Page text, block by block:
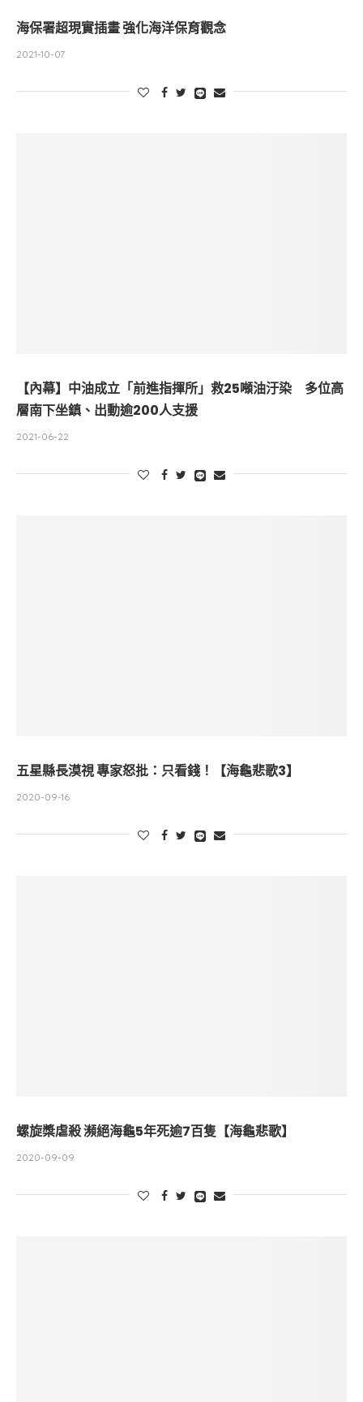
海保署超現實插畫 強化海洋保育觀念
2021-10-07
【內幕】中油成立「前進指揮所」救25噸油汙染 多位高
層南下坐鎮、出動逾200人支援
2021-06-22
五星縣長漠視 專家怒批：只看錢！【海龜悲歌3】
2020-09-16
螺旋槳虐殺 瀕絕海龜5年死逾7百隻【海龜悲歌】
2020-09-09